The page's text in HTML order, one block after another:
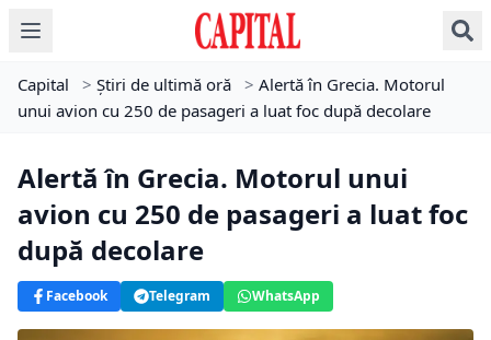
Capital > Știri de ultimă oră > Alertă în Grecia. Motorul
unui avion cu 250 de pasageri a luat foc după decolare
Alertă în Grecia. Motorul unui
avion cu 250 de pasageri a luat foc
după decolare
Facebook Telegram WhatsApp